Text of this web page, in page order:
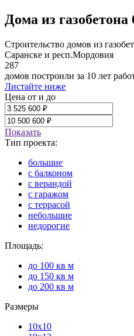
Дома из газобетона
Строительство домов из
Саранске и респ.Мордовия
287
домов построили за 10 лет
Листайте ниже
Цена от и до
Показать
Тип проекта:
большие
с балконом
с верандой
с гаражом
с террасой
небольшие
недорогие
Площадь:
до 100 кв м
до 150 кв м
до 200 кв м
Размеры
10х10